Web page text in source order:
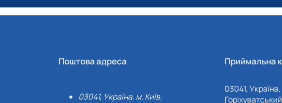
Поштова адреса
03041, Україна, м. Київ,
Приймальна
03041,